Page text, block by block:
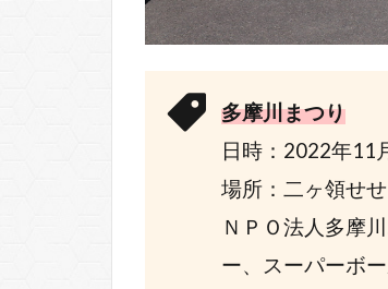
多摩川まつり
日時：2022年11
場所：二ヶ領せ
ＮＰＯ法人多摩
ー、スーパーボ